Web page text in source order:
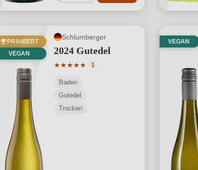
PRÄMIERT
VEGAN
Schlumberger
2024 Gutedel
★★★★★
Durchschnittliche Bewertung von 5 von
1
Baden
Gutedel
Trocken
VEGAN